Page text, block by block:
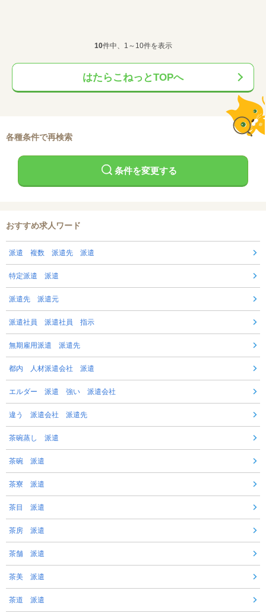
10件中、1～10件を表示
はたらこねっとTOPへ
各種条件で再検索
条件を変更する
おすすめ求人ワード
派遣 複数 派遣先 派遣
特定派遣 派遣
派遣先 派遣元
派遣社員 派遣社員 指示
無期雇用派遣 派遣先
都内 人材派遣会社 派遣
エルダー 派遣 強い 派遣会社
違う 派遣会社 派遣先
茶碗蒸し 派遣
茶碗 派遣
茶寮 派遣
茶目 派遣
茶房 派遣
茶舗 派遣
茶美 派遣
茶道 派遣